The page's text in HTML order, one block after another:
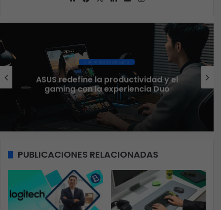
Electrónica de consumo
la productividad y el
con la experiencia Duo
El
PUBLICACIONES RELACIONADAS